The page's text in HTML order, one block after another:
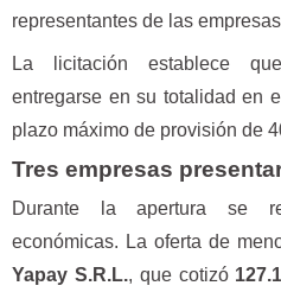
representantes de las
La licitación establece
entregarse en su totalidad en
plazo máximo de provisión de
Tres empresas
Durante la apertura se
económicas. La oferta de
Yapay S.R.L., que cotizó